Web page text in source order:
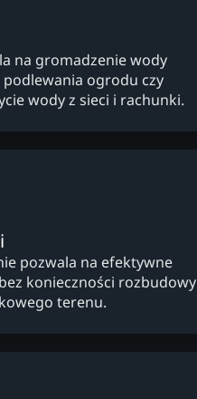
na gromadzenie wody
ogrodu czy
wody z sieci i rachunki.
pozwala na efektywne
konieczności rozbudowy
terenu.